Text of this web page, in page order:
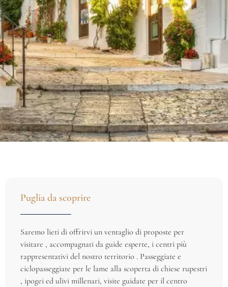
Puglia da scoprire
Saremo lieti di offrirvi un ventaglio di proposte per
visitare , accompagnati da guide esperte, i centri più
rappresentativi del nostro territorio . Passeggiate e
ciclopasseggiate per le lame alla scoperta di chiese rupestri
, ipogei ed ulivi millenari, visite guidate per il centro